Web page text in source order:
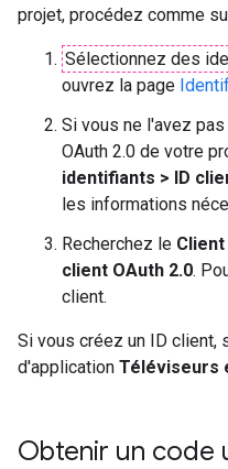
projet, procédez comme
Sélectionnez des
ouvrez la page
Si vous ne l'avez
OAuth 2.0 de votre
identifiants > ID
les informations
Recherchez le Client
client OAuth 2.0.
client.
Si vous créez un ID client,
d'application Téléviseurs
Obtenir un code